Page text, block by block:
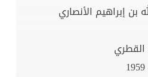
بن إبراهيم الأنصاري
القطري